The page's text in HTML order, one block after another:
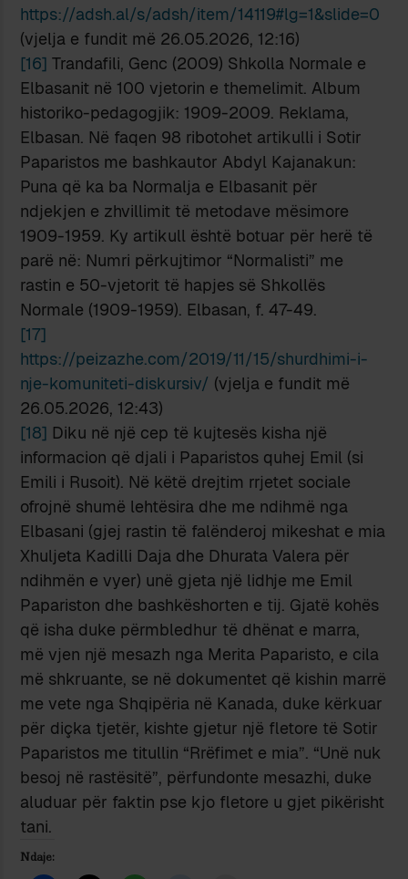
https://adsh.al/s/adsh/item/14119#lg=1&slide=0
(vjelja e fundit më 26.05.2026, 12:16)
[16] Trandafili, Genc (2009) Shkolla Normale e
Elbasanit në 100 vjetorin e themelimit. Album
historiko-pedagogjik: 1909-2009. Reklama,
Elbasan. Në faqen 98 ribotohet artikulli i Sotir
Paparistos me bashkautor Abdyl Kajanakun:
Puna që ka ba Normalja e Elbasanit për
ndjekjen e zhvillimit të metodave mësimore
1909-1959. Ky artikull është botuar për herë të
parë në: Numri përkujtimor “Normalisti” me
rastin e 50-vjetorit të hapjes së Shkollës
Normale (1909-1959). Elbasan, f. 47-49.
[17]
https://peizazhe.com/2019/11/15/shurdhimi-i-
nje-komuniteti-diskursiv/ (vjelja e fundit më
26.05.2026, 12:43)
[18] Diku në një cep të kujtesës kisha një
informacion që djali i Paparistos quhej Emil (si
Emili i Rusoit). Në këtë drejtim rrjetet sociale
ofrojnë shumë lehtësira dhe me ndihmë nga
Elbasani (gjej rastin të falënderoj mikeshat e mia
Xhuljeta Kadilli Daja dhe Dhurata Valera për
ndihmën e vyer) unë gjeta një lidhje me Emil
Papariston dhe bashkëshorten e tij. Gjatë kohës
që isha duke përmbledhur të dhënat e marra,
më vjen një mesazh nga Merita Paparisto, e cila
më shkruante, se në dokumentet që kishin marrë
me vete nga Shqipëria në Kanada, duke kërkuar
për diçka tjetër, kishte gjetur një fletore të Sotir
Paparistos me titullin “Rrëfimet e mia”. “Unë nuk
besoj në rastësitë”, përfundonte mesazhi, duke
aluduar për faktin pse kjo fletore u gjet pikërisht
tani.
Ndaje: